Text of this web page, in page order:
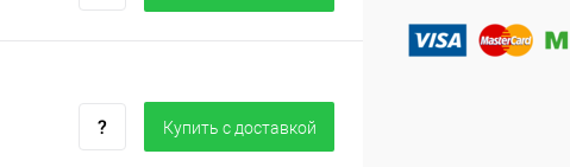
Купить c доставкой